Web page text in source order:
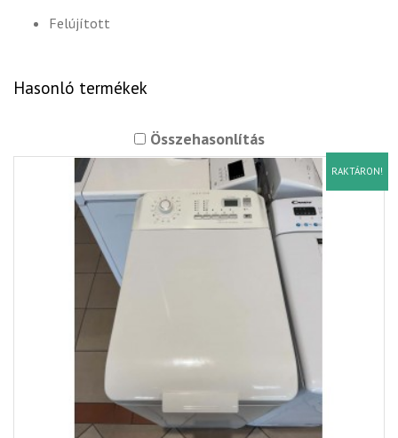
Felújított
Hasonló termékek
Összehasonlítás
RAKTÁRON!